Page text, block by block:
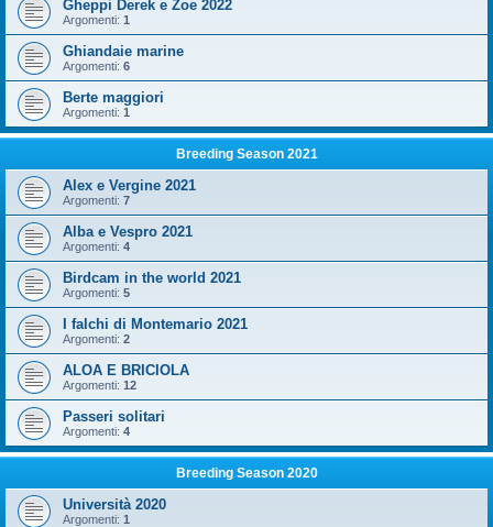
Gheppi Derek e Zoe 2022
Argomenti: 1
Ghiandaie marine
Argomenti: 6
Berte maggiori
Argomenti: 1
Breeding Season 2021
Alex e Vergine 2021
Argomenti: 7
Alba e Vespro 2021
Argomenti: 4
Birdcam in the world 2021
Argomenti: 5
I falchi di Montemario 2021
Argomenti: 2
ALOA E BRICIOLA
Argomenti: 12
Passeri solitari
Argomenti: 4
Breeding Season 2020
Università 2020
Argomenti: 1